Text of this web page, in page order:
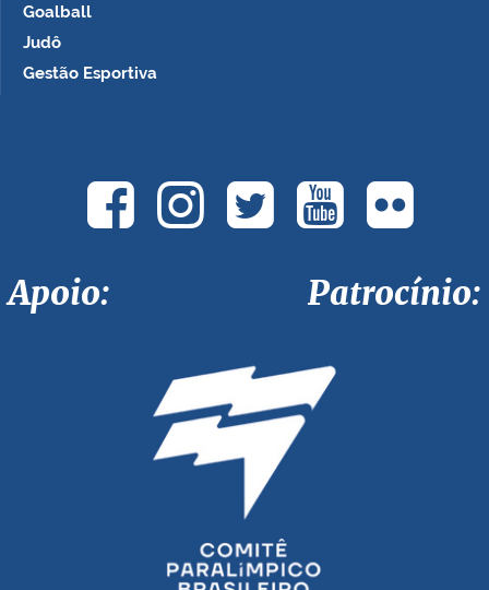
Goalball
Judô
Gestão Esportiva
Apoio: Patrocínio: